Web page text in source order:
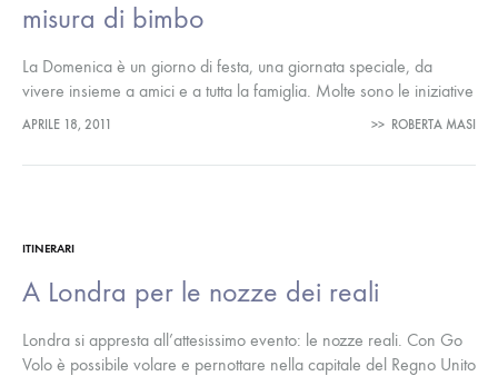
misura di bimbo
La Domenica è un giorno di festa, una giornata speciale, da
vivere insieme a amici e a tutta la famiglia. Molte sono le iniziative
organizzate dai vari locali milanesi per…
APRILE 18, 2011 >> ROBERTA MASI
ITINERARI
A Londra per le nozze dei reali
Londra si appresta all’attesissimo evento: le nozze reali. Con Go
Volo è possibile volare e pernottare nella capitale del Regno Unito